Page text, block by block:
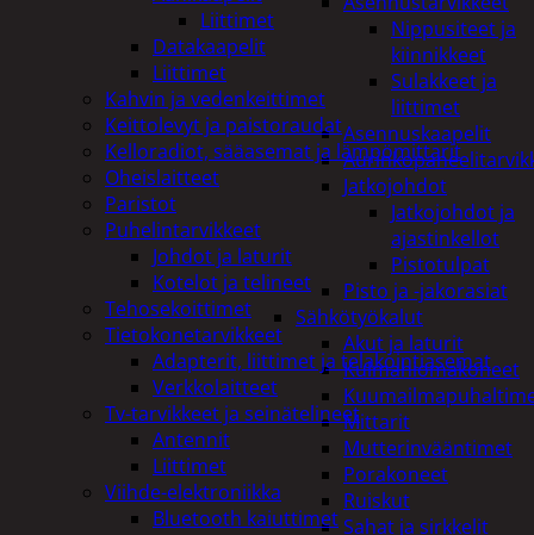
Nippusiteet ja
kiinnikkeet
Sulakkeet ja
liittimet
Asennuskaapelit
Jatkojohdot
Jatkojohdot ja
ajastinkellot
Pistotulpat
Pisto ja -jakorasiat
Sähkötyökalut
Akut ja laturit
Kulmahiomakoneet
Mittarit
Mutterinvääntimet
Porakoneet
Ruiskut
Sahat ja sirkkelit
Liittimet
Datakaapelit
Liittimet
Kahvin ja vedenkeittimet
Keittolevyt ja paistoraudat
Kelloradiot, sääasemat ja lämpömittarit
Oheislaitteet
Paristot
Puhelintarvikkeet
Johdot ja laturit
Kotelot ja telineet
Tehosekoittimet
Tietokonetarvikkeet
Adapterit, liittimet ja telakointiasemat
Verkkolaitteet
Tv-tarvikkeet ja seinätelineet
Antennit
Liittimet
Viihde-elektroniikka
Bluetooth kaiuttimet